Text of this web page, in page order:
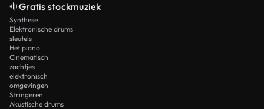
Gratis stockmuziek
Synthese
Elektronische drums
sleutels
Het piano
Cinematisch
zachtjes
elektronisch
omgevingen
Stringeren
Akustische drums